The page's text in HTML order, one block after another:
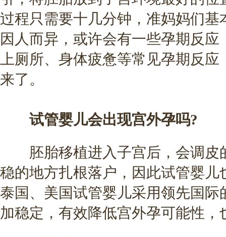
过程只需要十几分钟，准妈妈们
因人而异，或许会有一些孕期反
上厕所、身体疲惫等常见孕期反
来了。
试管婴儿会出现宫外孕吗?
胚胎移植进入子宫后，会调皮
稳的地方扎根落户，因此试管婴
泰国、美国试管婴儿采用领先国
加稳定，有效降低宫外孕可能性，